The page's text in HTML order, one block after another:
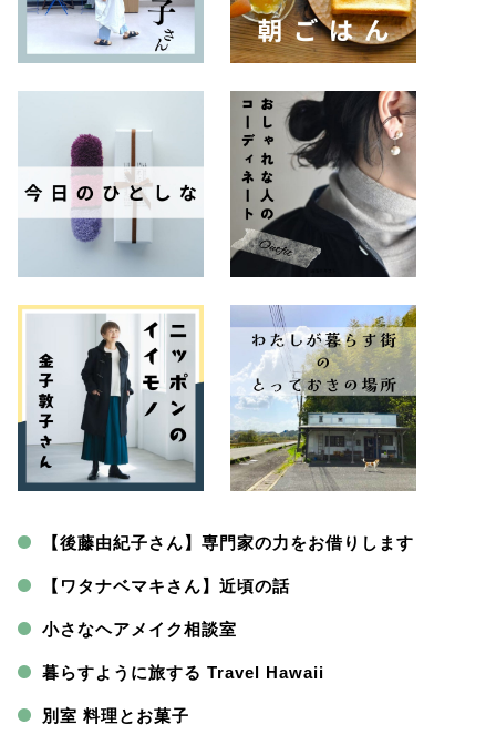
【後藤由紀子さん】専門家の力をお借りします
【ワタナベマキさん】近頃の話
小さなヘアメイク相談室
暮らすように旅する Travel Hawaii
別室 料理とお菓子